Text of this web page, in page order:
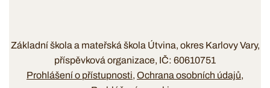
Základní škola a mateřská škola Útvina, okres Karlovy Vary,
příspěvková organizace, IČ: 60610751
Prohlášení o přístupnosti Ochrana osobních údajů